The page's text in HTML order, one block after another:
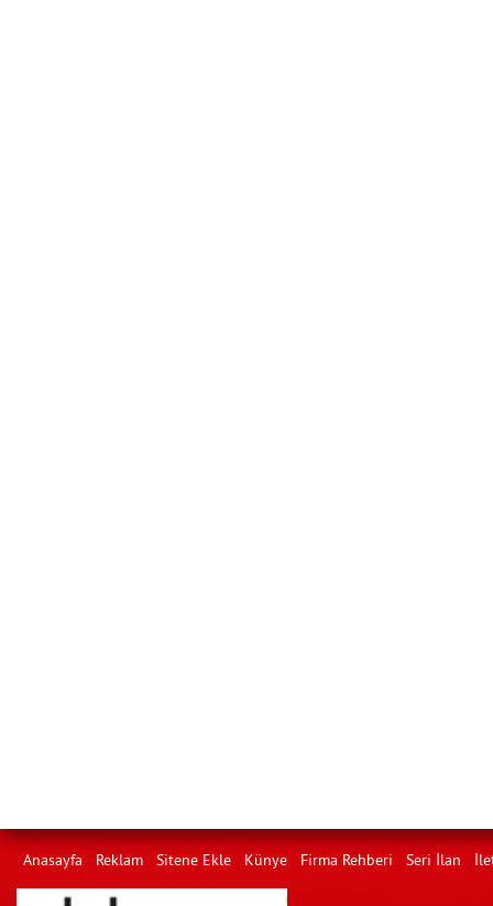
Anasayfa Reklam Sitene Ekle Künye Firma Rehberi Seri İlan